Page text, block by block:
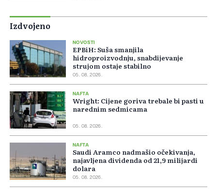
Izdvojeno
NOVOSTI
EPBiH: Suša smanjila
hidroproizvodnju, snabdijevanje
strujom ostaje stabilno
05. 08. 2026.
NAFTA
Wright: Cijene goriva trebale bi pasti u
narednim sedmicama
05. 08. 2026.
NAFTA
Saudi Aramco nadmašio očekivanja,
najavljena dividenda od 21,9 milijardi
dolara
05. 08. 2026.